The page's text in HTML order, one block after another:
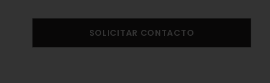
SOLICITAR CONTACTO